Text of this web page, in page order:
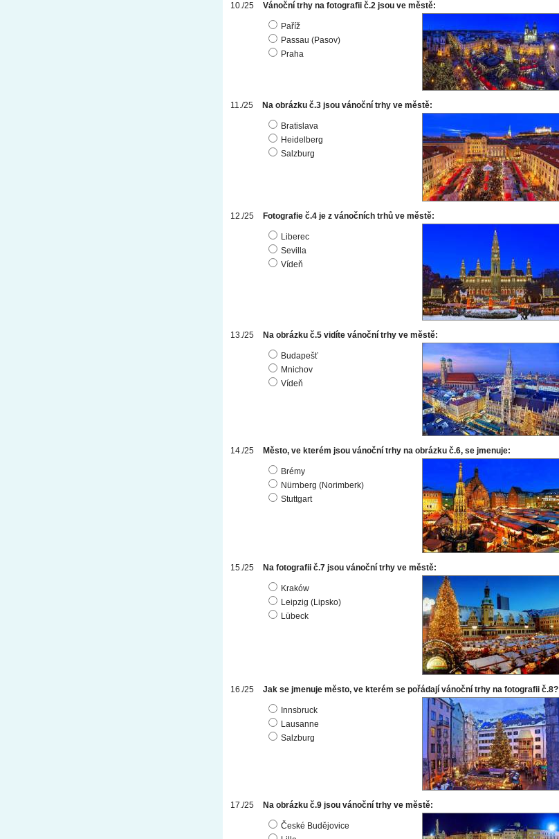
Vánoční trhy na fotografii č.2 jsou ve městě:
Paříž
Passau (Pasov)
Praha
Na obrázku č.3 jsou vánoční trhy ve městě:
Bratislava
Heidelberg
Salzburg
Fotografie č.4 je z vánočních trhů ve městě:
Liberec
Sevilla
Vídeň
Na obrázku č.5 vidíte vánoční trhy ve městě:
Budapešť
Mnichov
Vídeň
Město, ve kterém jsou vánoční trhy na obrázku č.6, se jmenuje:
Brémy
Nürnberg (Norimberk)
Stuttgart
Na fotografii č.7 jsou vánoční trhy ve městě:
Kraków
Leipzig (Lipsko)
Lübeck
Jak se jmenuje město, ve kterém se pořádají vánoční trhy na fotografii č.8?
Innsbruck
Lausanne
Salzburg
Na obrázku č.9 jsou vánoční trhy ve městě:
České Budějovice